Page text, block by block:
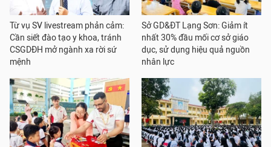
Từ vụ SV livestream phản cảm:
Cần siết đào tạo y khoa, tránh
CSGDĐH mở ngành xa rời sứ
mệnh
Sở GD&ĐT Lạng Sơn: Giảm ít
nhất 30% đầu mối cơ sở giáo
dục, sử dụng hiệu quả nguồn
nhân lực